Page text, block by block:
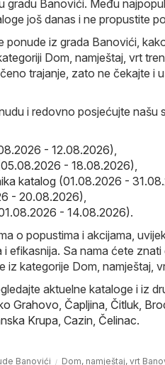
Banovići. Među
još danas i ne propustite
iz grada Banovići,
Dom, namještaj, vrt
trajanje, zato ne čekajte i
i redovno posjećujte našu
- 12.08.2026),
- 18.08.2026),
katalog (01.08.2026 -
- 20.08.2026),
- 14.08.2026).
o popustima i akcijama,
efikasnija. Sa nama ćete
iz kategorije Dom, namještaj,
aktuelne kataloge i iz
Grahovo, Čapljina, Čitluk,
Krupa, Cazin, Čelinac.
Banovići Dom, namještaj, vrt